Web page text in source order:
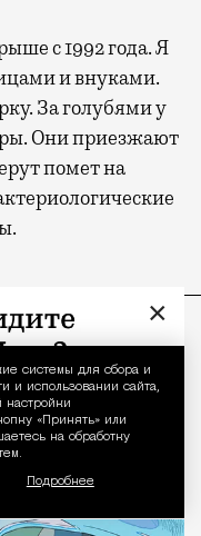
системы для сбора и
и использовании сайта,
настройки
«Принять» или
на обработку
Подробнее
с 1992 года. Я
и внуками.
За голубями у
Они приезжают
помет на
×